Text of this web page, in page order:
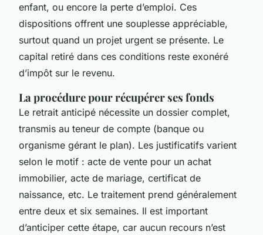
enfant, ou encore la perte d’emploi. Ces
dispositions offrent une souplesse appréciable,
surtout quand un projet urgent se présente. Le
capital retiré dans ces conditions reste exonéré
d’impôt sur le revenu.
La procédure pour récupérer ses fonds
Le retrait anticipé nécessite un dossier complet,
transmis au teneur de compte (banque ou
organisme gérant le plan). Les justificatifs varient
selon le motif : acte de vente pour un achat
immobilier, acte de mariage, certificat de
naissance, etc. Le traitement prend généralement
entre deux et six semaines. Il est important
d’anticiper cette étape, car aucun recours n’est